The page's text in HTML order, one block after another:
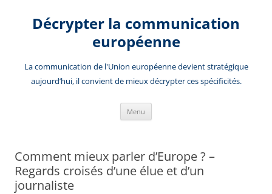
contenuDécrypter la communication
européenne
La communication de l'Union européenne devient stratégique
aujourd’hui, il convient de mieux décrypter ces spécificités.
Menu
Comment mieux parler d’Europe ? –
Regards croisés d’une élue et d’un
journaliste